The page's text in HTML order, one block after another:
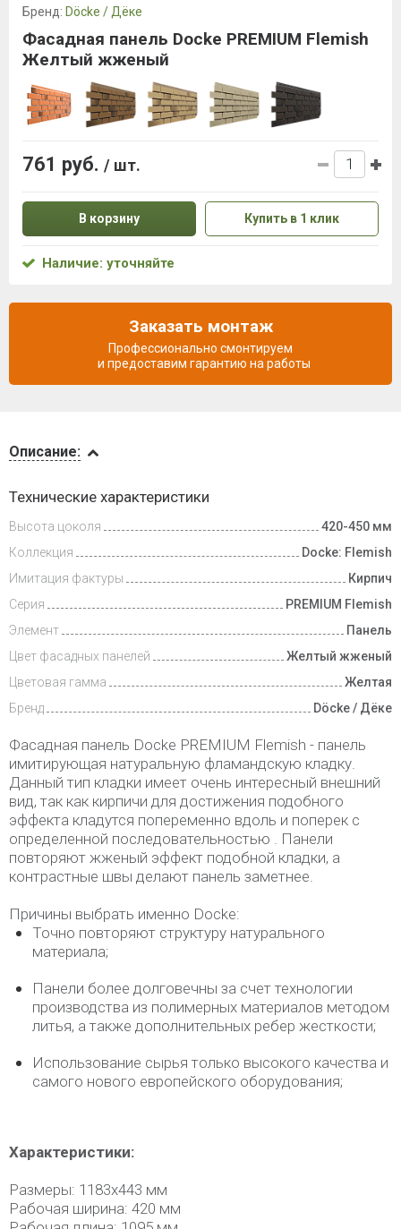
и оплата
Описание:
Технические характеристики
Высота цоколя
420-450 мм
Коллекция
Docke: Flemish
Имитация фактуры
Кирпич
Серия
PREMIUM Flemish
Элемент
Панель
Цвет фасадных панелей
Желтый жженый
Цветовая гамма
Желтая
Бренд
Döcke / Дёке
Фасадная панель Docke PREMIUM Flemish - панель
имитирующая натуральную фламандскую кладку.
Данный тип кладки имеет очень интересный внешний
вид, так как кирпичи для достижения подобного
эффекта кладутся попеременно вдоль и поперек с
определенной последовательностью . Панели
повторяют жженый эффект подобной кладки, а
контрастные швы делают панель заметнее.
Причины выбрать именно Docke:
Точно повторяют структуру натурального
материала;
Панели более долговечны за счет технологии
производства из полимерных материалов методом
литья, а также дополнительных ребер жесткости;
Использование сырья только высокого качества и
самого нового европейского оборудования;
Характеристики:
Размеры: 1183х443 мм
Рабочая ширина: 420 мм
Бренд: Döcke / Дёке
Фасадная панель Docke PREMIUM Flemish
Желтый жженый
761 руб. / шт.
В корзину Купить в 1 клик
Наличие: уточняйте
Заказать монтаж
Профессионально смонтируем
и предоставим гарантию на работы